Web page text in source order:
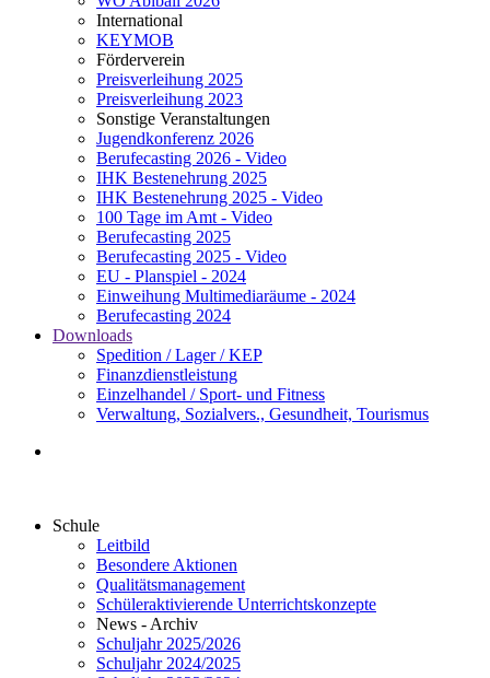
International
KEYMOB
Förderverein
Preisverleihung 2025
Preisverleihung 2023
Sonstige Veranstaltungen
Jugendkonferenz 2026
Berufecasting 2026 - Video
IHK Bestenehrung 2025
IHK Bestenehrung 2025 - Video
100 Tage im Amt - Video
Berufecasting 2025
Berufecasting 2025 - Video
EU - Planspiel - 2024
Einweihung Multimediaräume - 2024
Berufecasting 2024
Downloads
Spedition / Lager / KEP
Finanzdienstleistung
Einzelhandel / Sport- und Fitness
Verwaltung, Sozialvers., Gesundheit, Tourismus
Schule
Leitbild
Besondere Aktionen
Qualitätsmanagement
Schüleraktivierende Unterrichtskonzepte
News - Archiv
Schuljahr 2025/2026
Schuljahr 2024/2025